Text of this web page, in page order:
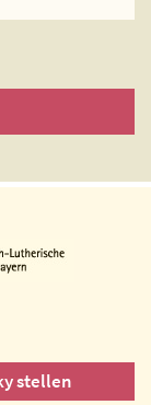
stellen